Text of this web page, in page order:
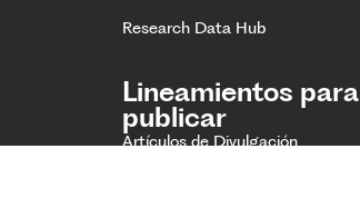
Research Data Hub
Lineamientos para
publicar
Artículos de Divulgación